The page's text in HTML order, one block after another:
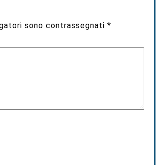
sono contrassegnati*